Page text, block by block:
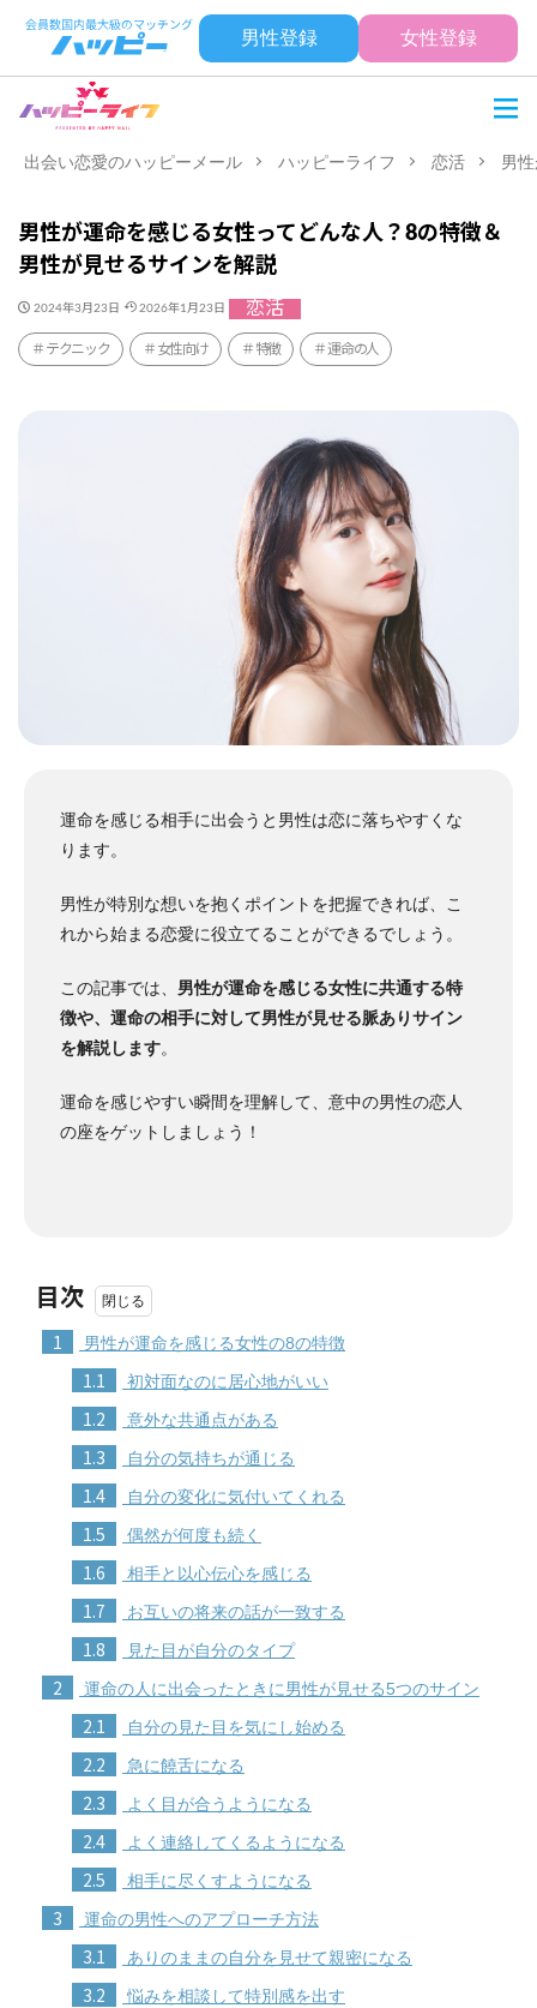
男性登録 女性登録
出会い恋愛のハッピーメール ハッピーライフ 恋活 男
男性が運命を感じる女性ってどんな人？8の特徴＆
男性が見せるサインを解説
2024年3月23日 2026年1月23日 恋活
テクニック 女性向け 特徴 運命の人
運命を感じる相手に出会うと男性は恋に落ちやすくな
ります。
男性が特別な想いを抱くポイントを把握できれば、こ
れから始まる恋愛に役立てることができるでしょう。
この記事では、 男性が運命を感じる女性に共通する特
徴や、運命の相手に対して男性が見せる脈ありサイン
を解説します。
運命を感じやすい瞬間を理解して、意中の男性の恋人
の座をゲットしましょう！
目次
1 男性が運命を感じる女性の8の特徴
1.1 初対面なのに居心地がいい
1.2 意外な共通点がある
1.3 自分の気持ちが通じる
1.4 自分の変化に気付いてくれる
1.5 偶然が何度も続く
1.6 相手と以心伝心を感じる
1.7 お互いの将来の話が一致する
1.8 見た目が自分のタイプ
2 運命の人に出会ったときに男性が見せる5つのサイン
2.1 自分の見た目を気にし始める
2.2 急に饒舌になる
2.3 よく目が合うようになる
2.4 よく連絡してくるようになる
2.5 相手に尽くすようになる
3 運命の男性へのアプローチ方法
3.1 ありのままの自分を見せて親密になる
3.2 悩みを相談して特別感を出す